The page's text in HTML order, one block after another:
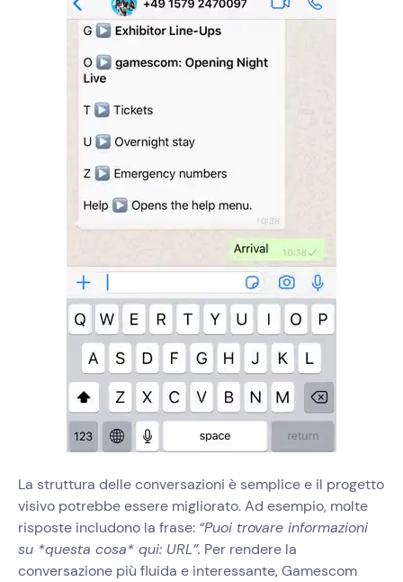
La struttura delle conversazioni è semplice e il progetto
visivo potrebbe essere migliorato. Ad esempio, molte
risposte includono la frase: “Puoi trovare informazioni
su *questa cosa* qui: URL”. Per rendere la
conversazione più fluida e interessante, Gamescom